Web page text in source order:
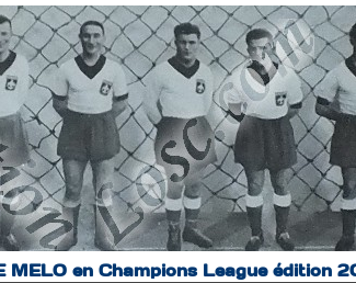
en Champions League édition